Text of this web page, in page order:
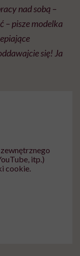
nad sobą –
– pisze modelka
się! Ja
itp.)
cookie.